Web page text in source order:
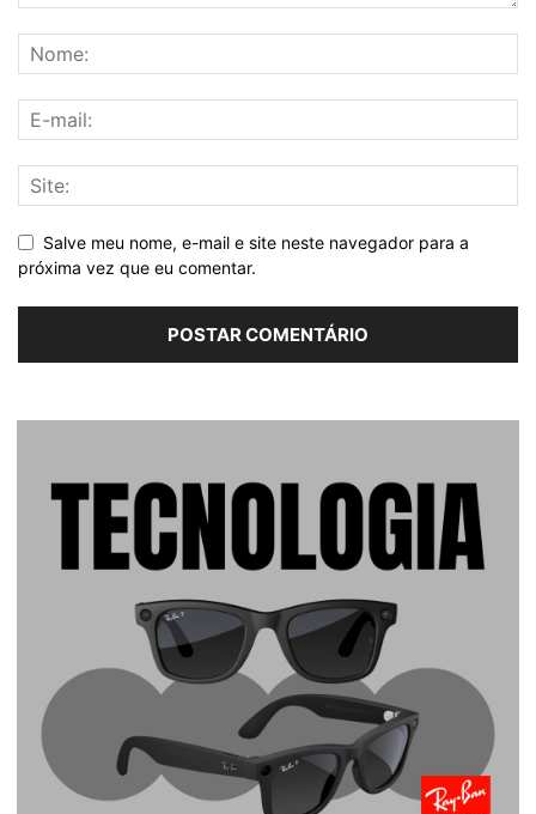
Salve meu nome, e-mail e site neste navegador para a
próxima vez que eu comentar.